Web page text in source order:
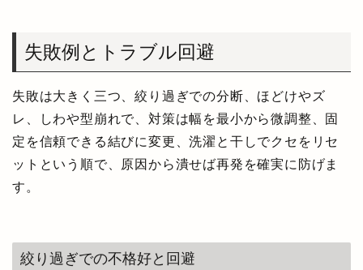
失敗例とトラブル回避
失敗は大きく三つ、絞り過ぎでの分断、ほどけやズ
レ、しわや型崩れで、対策は幅を最小から微調整、固
定を信頼できる結びに変更、洗濯と干しでクセをリセ
ットという順で、原因から潰せば再発を確実に防げま
す。
絞り過ぎでの不格好と回避